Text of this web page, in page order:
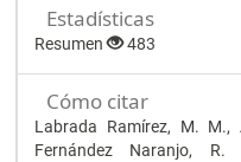
Estadísticas
Resumen 483
Cómo citar
Labrada Ramírez, M. M.,
Fernández Naranjo, R.